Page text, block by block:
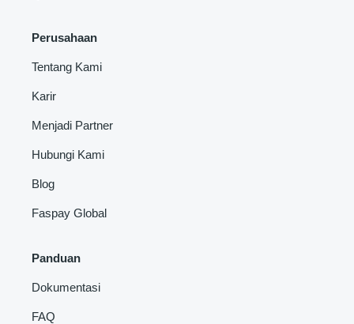
Perusahaan
Tentang Kami
Karir
Menjadi Partner
Hubungi Kami
Blog
Faspay Global
Panduan
Dokumentasi
FAQ